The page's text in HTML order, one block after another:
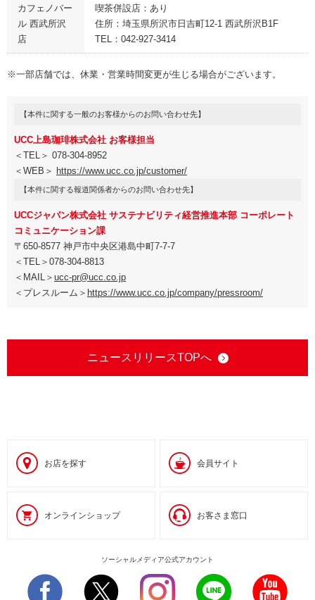
カフェノバー
ル 西武所沢
店
喫茶併設店：あり
住所：埼玉県所沢市日吉町12-1 西武所沢B1F
TEL：042-927-3414
※一部店舗では、休業・営業時間変更が生じる場合がございます。
【本件に関する一般のお客様からのお問い合わせ先】
UCC上島珈琲株式会社 お客様担当
＜TEL＞ 078-304-8952
＜WEB＞ https://www.ucc.co.jp/customer/
【本件に関する報道関係者からのお問い合わせ先】
UCCジャパン株式会社 サステナビリティ経営推進本部 コーポレート
コミュニケーション課
〒650-8577 神戸市中央区港島中町7-7-7
＜TEL＞078-304-8813
＜MAIL＞ ucc-pr@ucc.co.jp
＜プレスルーム＞ https://www.ucc.co.jp/company/pressroom/
ニュースリリースTOPへ
お店を探す 会員サイト
オンラインショップ お客さま窓口
ソーシャルメディア公式アカウント